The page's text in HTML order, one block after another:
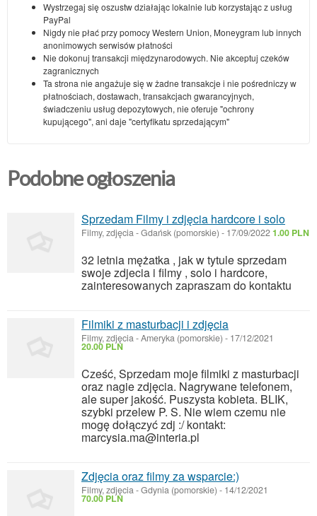
Wystrzegaj się oszustw działając lokalnie lub korzystając z usług
PayPal
Nigdy nie płać przy pomocy Western Union, Moneygram lub innych
anonimowych serwisów płatności
Nie dokonuj transakcji międzynarodowych. Nie akceptuj czeków
zagranicznych
Ta strona nie angażuje się w żadne transakcje i nie pośredniczy w
płatnościach, dostawach, transakcjach gwarancyjnych,
świadczeniu usług depozytowych, nie oferuje "ochrony
kupującego", ani daje "certyfikatu sprzedającym"
Podobne ogłoszenia
Sprzedam Filmy i zdjęcia hardcore i solo
Filmy, zdjęcia-Gdańsk (pomorskie) - 17/09/20221.00 PLN
32 letnia mężatka , jak w tytule sprzedam
swoje zdjecia i filmy , solo i hardcore,
zainteresowanych zapraszam do kontaktu
Filmiki z masturbacji i zdjęcia
Filmy, zdjęcia-Ameryka (pomorskie) - 17/12/2021
20.00 PLN
Cześć, Sprzedam moje filmiki z masturbacji
oraz nagie zdjęcia. Nagrywane telefonem,
ale super jakość. Puszysta kobieta. BLIK,
szybki przelew P. S. Nie wiem czemu nie
mogę dołączyć zdj :/ kontakt:
marcysia.ma@interia.pl
Zdjęcia oraz filmy za wsparcie:)
Filmy, zdjęcia-Gdynia (pomorskie) - 14/12/2021
70.00 PLN